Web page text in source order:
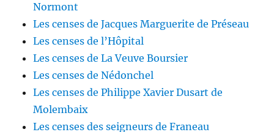
Normont
Les censes de Jacques Marguerite de Préseau
Les censes de l’Hôpital
Les censes de La Veuve Boursier
Les censes de Nédonchel
Les censes de Philippe Xavier Dusart de
Molembaix
Les censes des seigneurs de Franeau